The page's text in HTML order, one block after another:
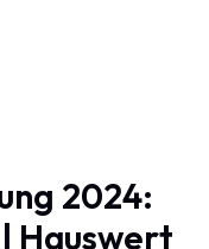
2024:
Hauswert